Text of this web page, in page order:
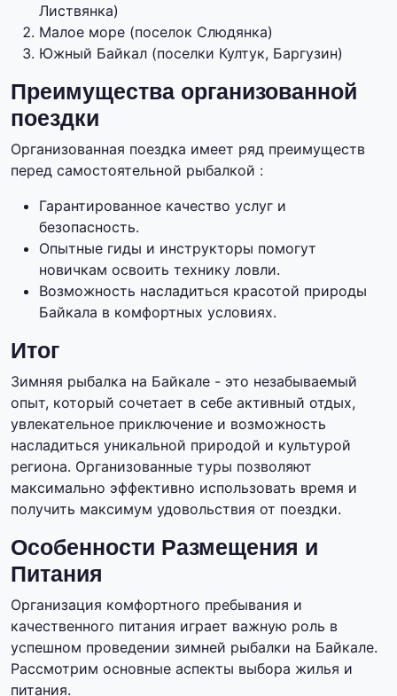
Листвянка)
Малое море (поселок Слюдянка)
Южный Байкал (поселки Култук, Баргузин)
Преимущества организованной
поездки
Организованная поездка имеет ряд преимуществ
перед самостоятельной рыбалкой :
Гарантированное качество услуг и
безопасность.
Опытные гиды и инструкторы помогут
новичкам освоить технику ловли.
Возможность насладиться красотой природы
Байкала в комфортных условиях.
Итог
Зимняя рыбалка на Байкале - это незабываемый
опыт, который сочетает в себе активный отдых,
увлекательное приключение и возможность
насладиться уникальной природой и культурой
региона. Организованные туры позволяют
максимально эффективно использовать время и
получить максимум удовольствия от поездки.
Особенности Размещения и
Питания
Организация комфортного пребывания и
качественного питания играет важную роль в
успешном проведении зимней рыбалки на Байкале.
Рассмотрим основные аспекты выбора жилья и
питания.